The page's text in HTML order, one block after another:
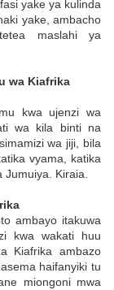
yake ya kulinda
yake, ambacho
maslahi ya
wa Kiafrika
kwa ujenzi wa
wa kila binti na
wa jiji, bila
vyama, katika
Kiraia.
ambayo itakuwa
kwa wakati huu
Kiafrika ambazo
haifanyiki tu
miongoni mwa